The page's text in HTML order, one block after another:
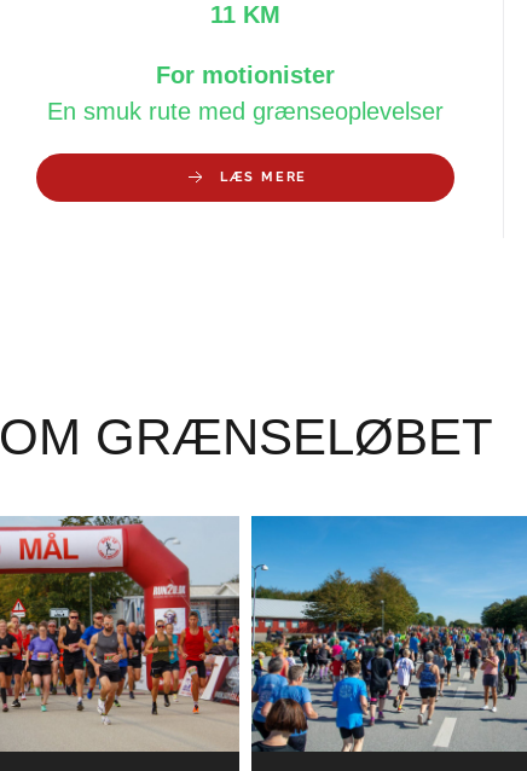
11 KM
For motionister
En smuk rute med grænseoplevelser
LÆS MERE
OM GRÆNSELØBET